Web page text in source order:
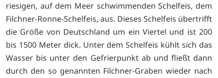
riesigen, auf dem Meer schwimmenden Schelfeis, dem
Filchner-Ronne-Schelfeis, aus. Dieses Schelfeis übertrifft
die Größe von Deutschland um ein Viertel und ist 200
bis 1500 Meter dick. Unter dem Schelfeis kühlt sich das
Wasser bis unter den Gefrierpunkt ab und fließt dann
durch den so genannten Filchner-Graben wieder nach